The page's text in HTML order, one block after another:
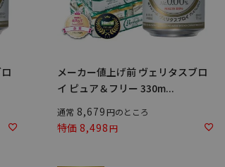
メーカー値上げ前 ヴェリタスブロ
イ ピュア＆フリー 330m...
通常 8,679 のところ
特価 8,498